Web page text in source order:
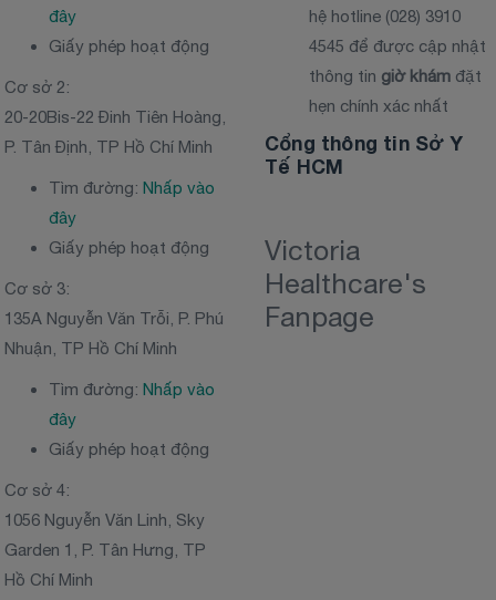
đây
Giấy phép hoạt động
Cơ sở 2:
20-20Bis-22 Đinh Tiên Hoàng,
P. Tân Định, TP Hồ Chí Minh
Tìm đường:Nhấp vào
đây
Giấy phép hoạt động
Cơ sở 3:
135A Nguyễn Văn Trỗi, P. Phú
Nhuận, TP Hồ Chí Minh
Tìm đường:Nhấp vào
đây
Giấy phép hoạt động
Cơ sở 4:
1056 Nguyễn Văn Linh, Sky
Garden 1, P. Tân Hưng, TP
Hồ Chí Minh
hệ hotline (028) 3910
4545 để được cập nhật
thông tin giờ khám đặt
hẹn chính xác nhất
Cổng thông tin Sở Y
Tế HCM
Victoria
Healthcare's
Fanpage